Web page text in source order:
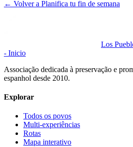
← Volver a Planifica tu fin de semana
Los
- Inicio
Associação dedicada à preservação e
espanhol desde 2010.
Explorar
Todos os povos
Multi-experiências
Rotas
Mapa interativo